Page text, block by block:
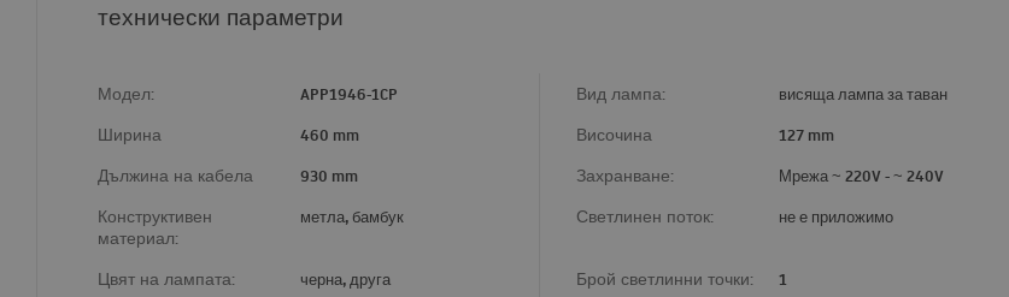
технически параметри
Модел: APP1946-1CP Вид лампа:
висяща лампа за таван
Ширина
460 mm Височина
127 mm
Дължина на кабела
930 mm Захранване:
Мрежа ~ 220V - ~ 240V
Конструктивен
материал:
метла, бамбук Светлинен поток: не е приложимо
Цвят на лампата: черна, друга Брой светлинни точки:
1